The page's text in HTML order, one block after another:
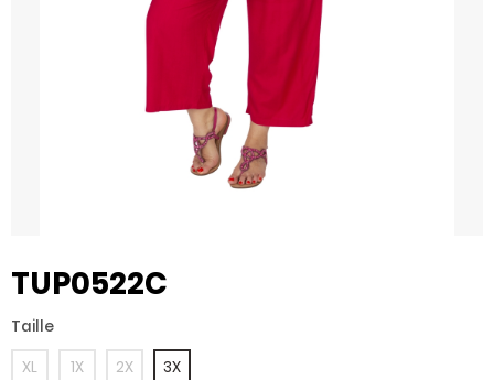
TUP0522C
Taille
XL
1X 2X 3X